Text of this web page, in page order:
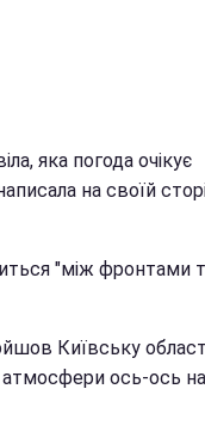
яка погода очікує
на своїй
"між фронтами
Київську
атмосфери ось-ось